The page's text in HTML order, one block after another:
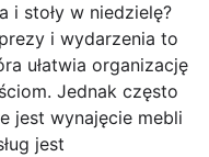
i stoły w niedzielę?
i wydarzenia to
ułatwia organizację
Jednak często
jest wynajęcie mebli
jest